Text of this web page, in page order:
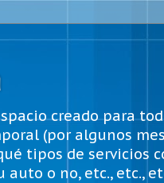
creado para
(por algunos
tipos de servicios
o no, etc., etc.,